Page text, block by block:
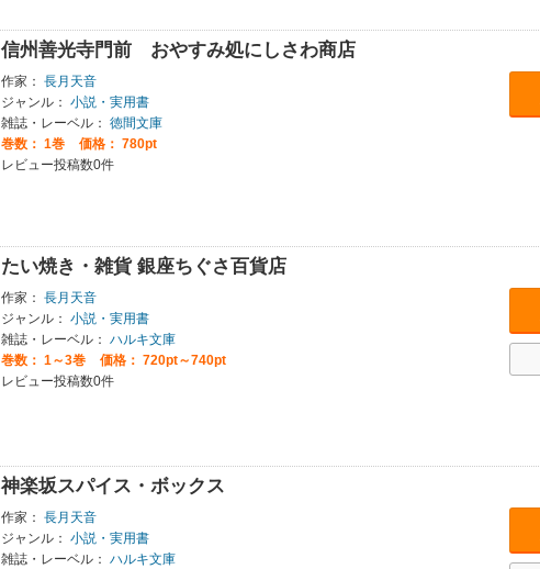
信州善光寺門前 おやすみ処にしさわ商店
作家： 長月天音
ジャンル： 小説・実用書
雑誌・レーベル： 徳間文庫
巻数： 1巻
価格： 780pt
レビュー投稿数0件
たい焼き・雑貨 銀座ちぐさ百貨店
作家： 長月天音
ジャンル： 小説・実用書
雑誌・レーベル： ハルキ文庫
巻数： 1～3巻
価格： 720pt～740pt
レビュー投稿数0件
神楽坂スパイス・ボックス
作家： 長月天音
ジャンル： 小説・実用書
雑誌・レーベル： ハルキ文庫